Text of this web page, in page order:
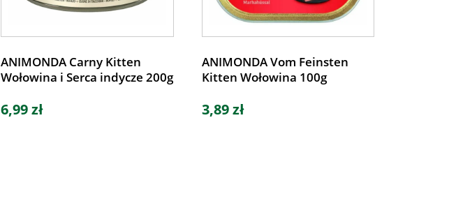
ANIMONDA Carny Kitten
Wołowina i Serca indycze 200g
6,99 zł
ANIMONDA Vom Feinsten
Kitten Wołowina 100g
3,89 zł